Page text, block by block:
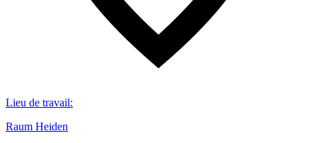
Lieu de travail:
Raum Heiden